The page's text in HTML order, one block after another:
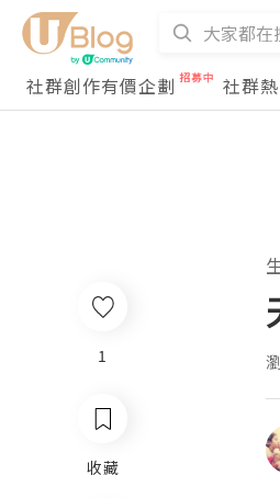
社群創作有價企劃
社群
1
收藏